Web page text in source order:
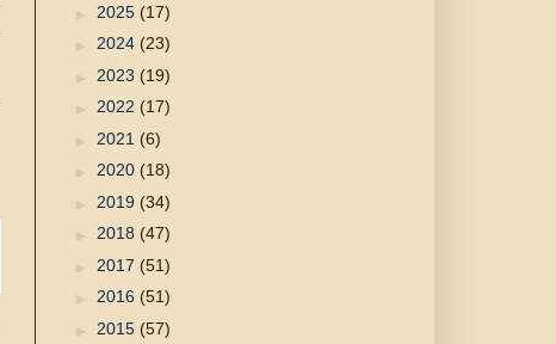
► 2025 (17)
► 2024 (23)
► 2023 (19)
► 2022 (17)
► 2021 (6)
► 2020 (18)
► 2019 (34)
► 2018 (47)
► 2017 (51)
► 2016 (51)
► 2015 (57)